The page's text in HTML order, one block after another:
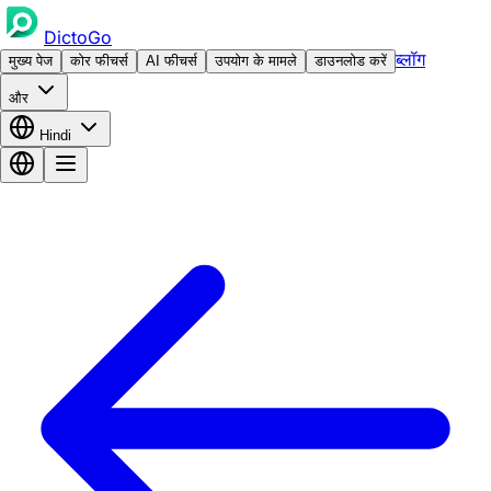
DictoGo
मुख्य पेज कोर फीचर्स AI फीचर्स उपयोग के मामले डाउनलोड करें ब्लॉग
और
Hindi